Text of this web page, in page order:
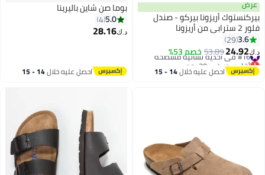
4
عرض
بيركنستوك أريزونا بيركو - صندل
فلور 2 سترابي من أريزونا
3.6
29
د.ك‏24.92
53.89خصم 53% #16 في أحذية نسائية مسطحة
أقل سعر في 30 يوم
#16 في أحذية نسائية مسطحة احصل عليه خلال 14 - 15
بوما صن شاين باليرينا
5.0
4
د.ك‏28.16
احصل عليه خلال 14 - 15